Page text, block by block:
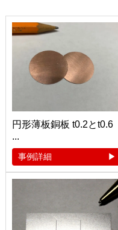
円形薄板銅板 t0.2とt0.6
...
事例詳細